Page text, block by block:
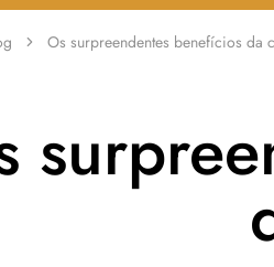
Os surpreendentes benefícios da